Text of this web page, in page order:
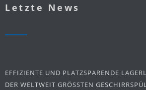
Letzte News
EFFIZIENTE UND PLATZSPARENDE
DER WELTWEIT GRÖSSTEN